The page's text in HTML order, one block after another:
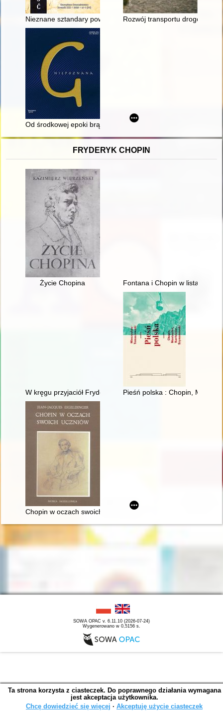
Nieznane sztandary powstania styczniowegoRozwój transportu drogowego
Od środkowej epoki brązu do czasów celtyckich
FRYDERYK CHOPIN
Życie Chopina Fontana i Chopin w listach
W kręgu przyjaciół Fryderyka Chopina - doktor Jan
Pieśń polska : Chopin,
Chopin w oczach swoich uczniów
SOWA OPAC v. 6.11.10 (2026-07-24)
Wygenerowano w 0,5156 s.
Ta strona korzysta z ciasteczek. Do poprawnego działania wymagana
jest akceptacja użytkownika.
Chcę dowiedzieć się więcej ∙ Akceptuję użycie ciasteczek